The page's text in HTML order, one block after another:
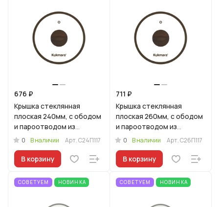
676 ₽
Крышка стеклянная
плоская 240мм, с ободом
и пароотводом из
силикона и бакелитовой
ручкой софт-тач цв
0 В наличии Арт.С24П117
В корзину
711 ₽
Крышка стеклянная
плоская 260мм, с ободом
и пароотводом из
силикона и бакелитовой
ручкой софт-тач цв
0 В наличии Арт.С26П117
В корзину
СОВЕТУЕМ НОВИНКА СОВЕТУЕМ НОВИНКА